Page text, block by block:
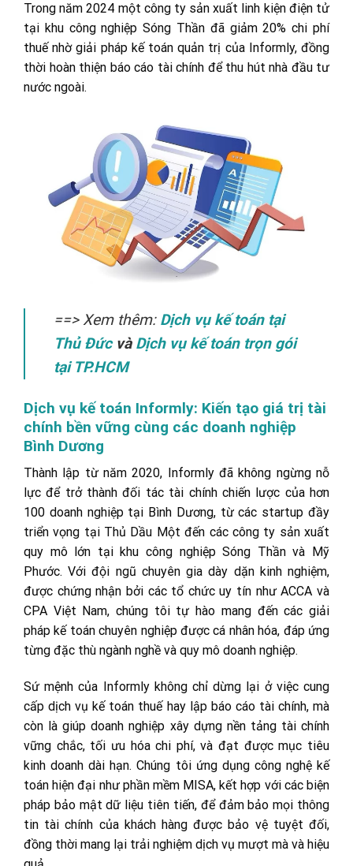
Trong năm 2024 một công ty sản xuất linh kiện điện tử
tại khu công nghiệp Sóng Thần đã giảm 20% chi phí
thuế nhờ giải pháp kế toán quản trị của Informly, đồng
thời hoàn thiện báo cáo tài chính để thu hút nhà đầu tư
nước ngoài.
==> Xem thêm: Dịch vụ kế toán tại
Thủ Đức và Dịch vụ kế toán trọn gói
tại TP.HCM
Dịch vụ kế toán Informly: Kiến tạo giá trị tài
chính bền vững cùng các doanh nghiệp
Bình Dương
Thành lập từ năm 2020, Informly đã không ngừng nỗ
lực để trở thành đối tác tài chính chiến lược của hơn
100 doanh nghiệp tại Bình Dương, từ các startup đầy
triển vọng tại Thủ Dầu Một đến các công ty sản xuất
quy mô lớn tại khu công nghiệp Sóng Thần và Mỹ
Phước. Với đội ngũ chuyên gia dày dặn kinh nghiệm,
được chứng nhận bởi các tổ chức uy tín như ACCA và
CPA Việt Nam, chúng tôi tự hào mang đến các giải
pháp kế toán chuyên nghiệp được cá nhân hóa, đáp ứng
từng đặc thù ngành nghề và quy mô doanh nghiệp.
Sứ mệnh của Informly không chỉ dừng lại ở việc cung
cấp dịch vụ kế toán thuế hay lập báo cáo tài chính, mà
còn là giúp doanh nghiệp xây dựng nền tảng tài chính
vững chắc, tối ưu hóa chi phí, và đạt được mục tiêu
kinh doanh dài hạn. Chúng tôi ứng dụng công nghệ kế
toán hiện đại như phần mềm MISA, kết hợp với các biện
pháp bảo mật dữ liệu tiên tiến, để đảm bảo mọi thông
tin tài chính của khách hàng được bảo vệ tuyệt đối,
đồng thời mang lại trải nghiệm dịch vụ mượt mà và hiệu